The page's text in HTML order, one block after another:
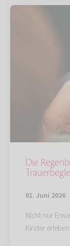
Die
01. Juni 2026
Nicht nur
Kinder